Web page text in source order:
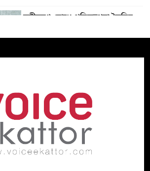
নদীদূষণ রোধে পরিকল্পনা তৈরির
গণমাধ্যমের স্বার্থ রক্ষায় সাংবাদিক,
হাসিনার বক্তব্য ‘সমর্থন করে না
ভারত, জানালেন রণধীর
জয়সওয়াল